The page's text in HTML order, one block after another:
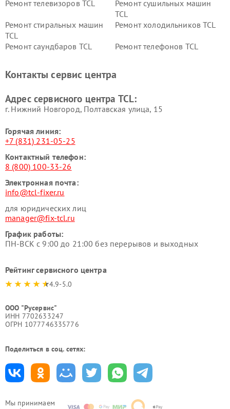
Мы принимаем
Ремонт телевизоров TCL
Ремонт сушильных машин
TCL
Ремонт стиральных машин
TCL
Ремонт холодильников TCL
Ремонт саундбаров TCL Ремонт телефонов TCL
Контакты сервис центра
Адрес сервисного центра TCL:
г. Нижний Новгород, Полтавская улица, 15
Горячая линия:
+7 (831) 231-05-25
Контактный телефон:
8 (800) 100-33-26
Электронная почта:
info@tcl-fixer.ru
для юридических лиц
manager@fix-tcl.ru
График работы:
ПН-ВСК с 9:00 до 21:00 без перерывов и выходных
Рейтинг сервисного центра
4.9-5.0
ООО "Русервис"
ИНН 7702633247
ОГРН 1077746335776
Поделиться в соц. сетях: